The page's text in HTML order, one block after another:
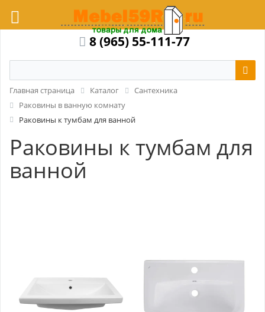
8 (965) 55-111-77
Главная страница Каталог
Сантехника
Раковины в ванную комнату
Раковины к тумбам для ванной
Раковины к тумбам для
ванной